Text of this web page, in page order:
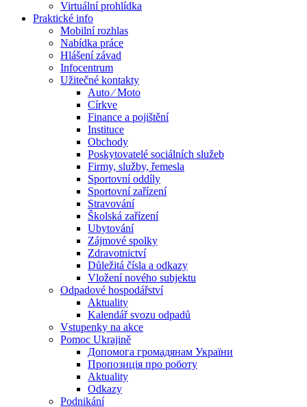
Virtuální prohlídka
Praktické info
Mobilní rozhlas
Nabídka práce
Hlášení závad
Infocentrum
Užitečné kontakty
Auto ⁄ Moto
Církve
Finance a pojištění
Instituce
Obchody
Poskytovatelé sociálních služeb
Firmy, služby, řemesla
Sportovní oddíly
Sportovní zařízení
Stravování
Školská zařízení
Ubytování
Zájmové spolky
Zdravotnictví
Důležitá čísla a odkazy
Vložení nového subjektu
Odpadové hospodářství
Aktuality
Kalendář svozu odpadů
Vstupenky na akce
Pomoc Ukrajině
Допомога громадянам України
Пропозиція про роботу
Aktuality
Odkazy
Podnikání